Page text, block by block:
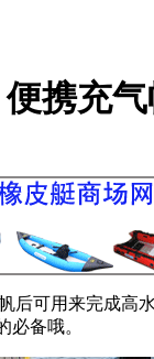
便携充气
可用来完成高水
必备哦。